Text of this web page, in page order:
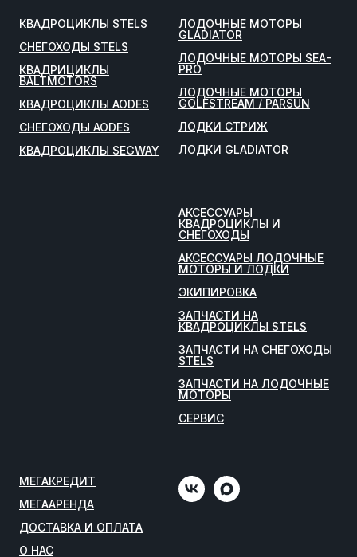
КВАДРОЦИКЛЫ STELS
СНЕГОХОДЫ STELS
КВАДРИЦИКЛЫ
BALTMOTORS
КВАДРОЦИКЛЫ AODES
СНЕГОХОДЫ AODES
КВАДРОЦИКЛЫ SEGWAY
ЛОДОЧНЫЕ МОТОРЫ
GLADIATOR
ЛОДОЧНЫЕ МОТОРЫ SEA-
PRO
ЛОДОЧНЫЕ МОТОРЫ
GOLFSTREAM / PARSUN
ЛОДКИ СТРИЖ
ЛОДКИ GLADIATOR
АКСЕССУАРЫ
КВАДРОЦИКЛЫ И
СНЕГОХОДЫ
АКСЕССУАРЫ ЛОДОЧНЫЕ
МОТОРЫ И ЛОДКИ
ЭКИПИРОВКА
ЗАПЧАСТИ НА
КВАДРОЦИКЛЫ STELS
ЗАПЧАСТИ НА СНЕГОХОДЫ
STELS
ЗАПЧАСТИ НА ЛОДОЧНЫЕ
МОТОРЫ
СЕРВИС
МЕГАКРЕДИТ
МЕГААРЕНДА
ДОСТАВКА И ОПЛАТА
О НАС